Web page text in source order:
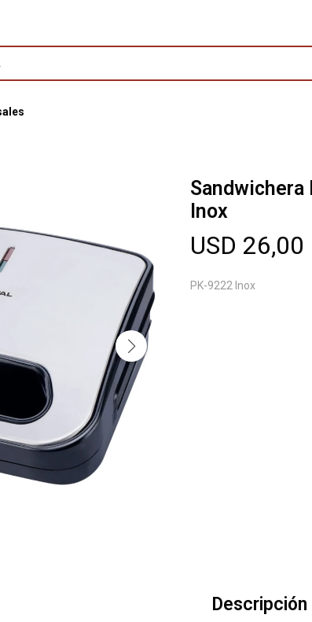
Sandwichera
Inox
USD 26,00
PK-9222 Inox
Descripción